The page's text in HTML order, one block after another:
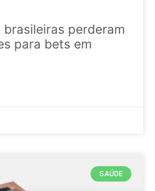
brasileiras perderam
para bets em
SAÚDE